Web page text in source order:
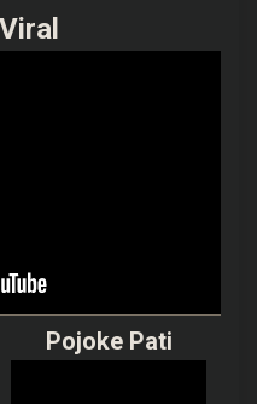
Pojoke Pati